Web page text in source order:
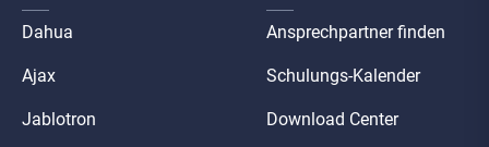
Dahua
Ajax
Jablotron
Ansprechpartner finden
Schulungs-Kalender
Download Center